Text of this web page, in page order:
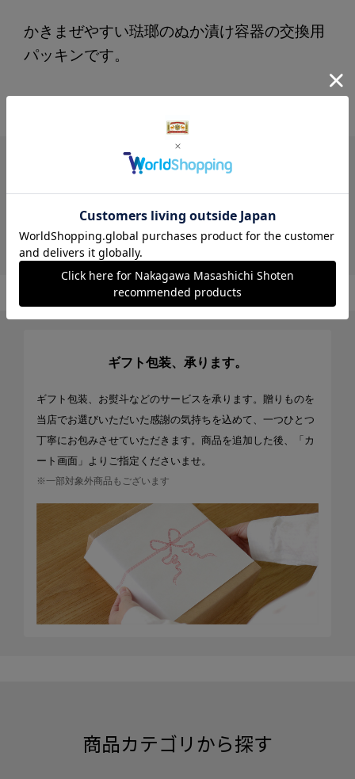
かきまぜやすい琺瑯のぬか漬け容器の交換用
パッキンです。
レビュー
ギフト包装、承ります。
ギフト包装、お熨斗などのサービスを承ります。贈りものを
当店でお選びいただいた感謝の気持ちを込めて、一つひとつ
丁寧にお包みさせていただきます。商品を追加した後、「カ
ート画面」よりご指定くださいませ。
※一部対象外商品もございます
商品カテゴリから探す